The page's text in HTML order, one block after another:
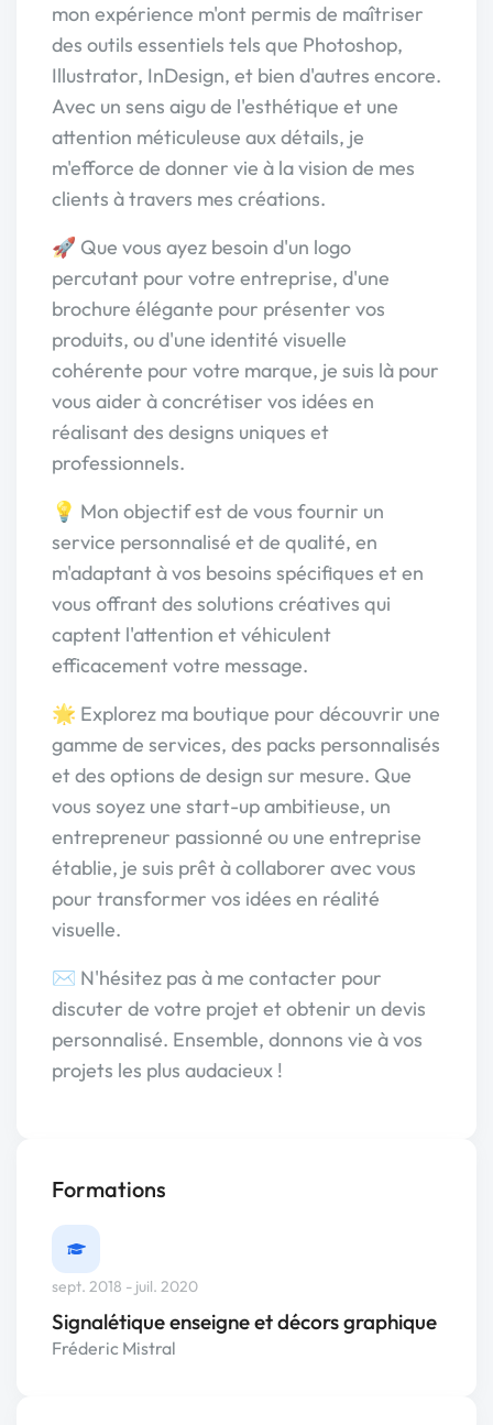
mon expérience m'ont permis de maîtriser
des outils essentiels tels que Photoshop,
Illustrator, InDesign, et bien d'autres encore.
Avec un sens aigu de l'esthétique et une
attention méticuleuse aux détails, je
m'efforce de donner vie à la vision de mes
clients à travers mes créations.
🚀 Que vous ayez besoin d'un logo
percutant pour votre entreprise, d'une
brochure élégante pour présenter vos
produits, ou d'une identité visuelle
cohérente pour votre marque, je suis là pour
vous aider à concrétiser vos idées en
réalisant des designs uniques et
professionnels.
💡 Mon objectif est de vous fournir un
service personnalisé et de qualité, en
m'adaptant à vos besoins spécifiques et en
vous offrant des solutions créatives qui
captent l'attention et véhiculent
efficacement votre message.
🌟 Explorez ma boutique pour découvrir une
gamme de services, des packs personnalisés
et des options de design sur mesure. Que
vous soyez une start-up ambitieuse, un
entrepreneur passionné ou une entreprise
établie, je suis prêt à collaborer avec vous
pour transformer vos idées en réalité
visuelle.
✉️ N'hésitez pas à me contacter pour
discuter de votre projet et obtenir un devis
personnalisé. Ensemble, donnons vie à vos
projets les plus audacieux !
Formations
sept. 2018 - juil. 2020
Signalétique enseigne et décors graphique
Fréderic Mistral